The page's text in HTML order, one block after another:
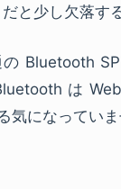
と少し欠落する
Bluetooth
は
気になっていま